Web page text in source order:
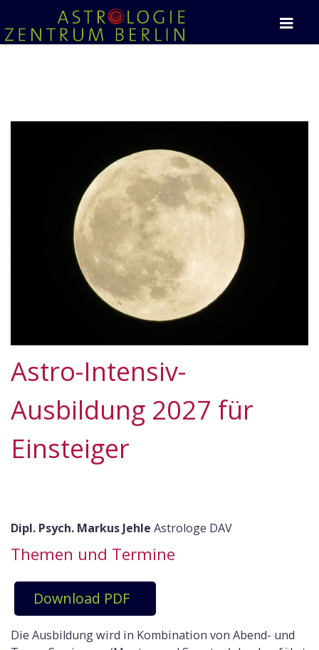
Astro-Intensiv-
Ausbildung 2027 für
Einsteiger
Dipl. Psych. Markus Jehle Astrologe DAV
Themen und Termine
Download PDF
Die Ausbildung wird in Kombination von Abend- und